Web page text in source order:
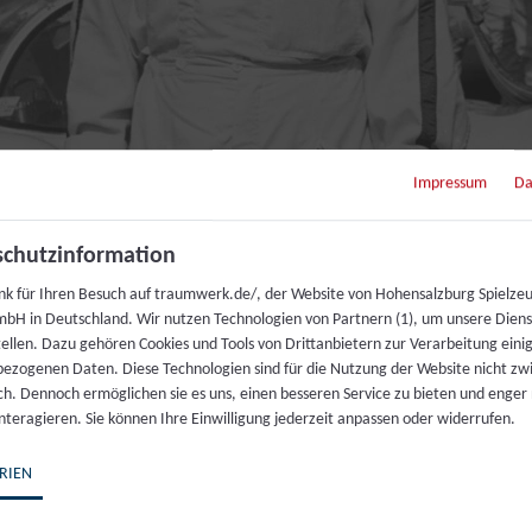
© Dr. Ing. h.c. F. Porsche AG
befinden, macht die Fahrer populär. Sie werden zu
und verehrt werden. Diese Rennen sind ein
erleben hautnah Nervenkitzel am Renntag. Der
Impressum
für Ihren Besuch auf traumwerk.de/, der Website von Hohensalzburg
in Deutschland. Wir nutzen Technologien von Partnern (1), um unsere
Dazu gehören Cookies und Tools von Drittanbietern zur Verarbeitung
Daten. Diese Technologien sind für die Nutzung der Website nicht
Dennoch ermöglichen sie es uns, einen besseren Service zu bieten und
Sie können Ihre Einwilligung jederzeit anpassen oder widerrufen.